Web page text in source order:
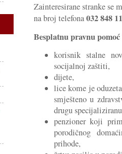
Zainteresirane stranke se
na broj telefona032 848
Besplatnu pravnu
korisnik stalne
socijalnoj zaštiti,
dijete,
lice kome je
smješteno u
drugu
penzioner koji
porodičnog
prihode,